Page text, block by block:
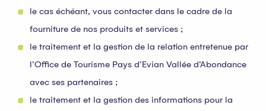
le cas échéant, vous contacter dans le cadre de la
fourniture de nos produits et services ;
le traitement et la gestion de la relation entretenue par
l’Office de Tourisme Pays d’Evian Vallée d’Abondance
avec ses partenaires ;
le traitement et la gestion des informations pour la